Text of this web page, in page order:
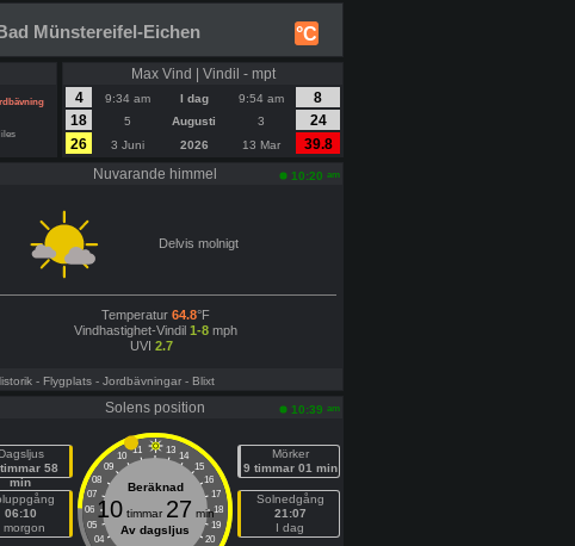
°C
Münstereifel-Eichen
Max Vind | Vindil - mpt
4
9:34 am I dag 9:54 am
8
18
5 Augusti 3
24
26
3 Juni 2026 13 Mar
39.8
Nuvarande himmel 10:20 am
Delvis molnigt
Temperatur 64.8°F
Vindhastighet-Vindil 1-8mph
UVI 2.7
- Flygplats - Jordbävningar - Blixt
Solens position 10:39 am
Dagsljus
58
min
06:10
morgon
11 13
10
14
09
15
08
16
07
17
06
18
05
19
04
20
Beräknad
10timmar 27 min
Av dagsljus
Mörker
9 timmar 01 min
Solnedgång
21:07
I dag